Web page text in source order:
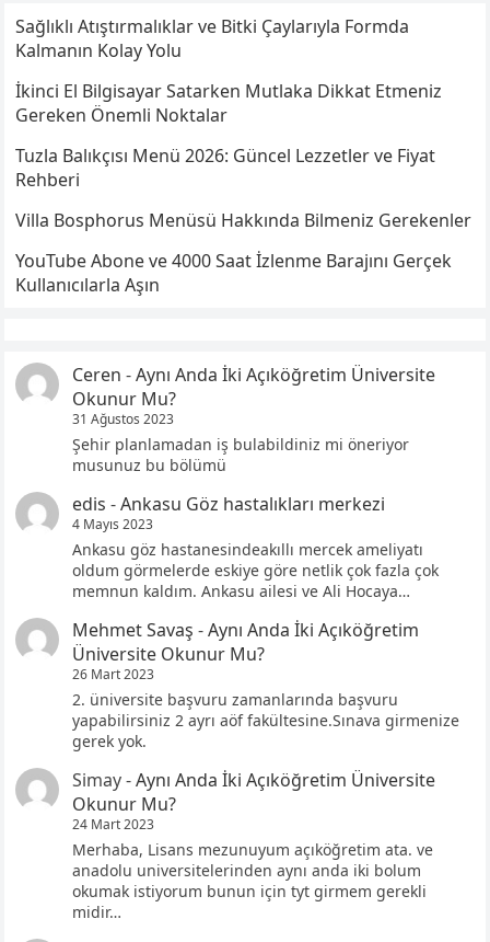
Sağlıklı Atıştırmalıklar ve Bitki Çaylarıyla Formda
Kalmanın Kolay Yolu
İkinci El Bilgisayar Satarken Mutlaka Dikkat Etmeniz
Gereken Önemli Noktalar
Tuzla Balıkçısı Menü 2026: Güncel Lezzetler ve Fiyat
Rehberi
Villa Bosphorus Menüsü Hakkında Bilmeniz Gerekenler
YouTube Abone ve 4000 Saat İzlenme Barajını Gerçek
Kullanıcılarla Aşın
Ceren -Aynı Anda İki Açıköğretim Üniversite
Okunur Mu?
31 Ağustos 2023
Şehir planlamadan iş bulabildiniz mi öneriyor
musunuz bu bölümü
edis -Ankasu Göz hastalıkları merkezi
4 Mayıs 2023
Ankasu göz hastanesindeakıllı mercek ameliyatı
oldum görmelerde eskiye göre netlik çok fazla çok
memnun kaldım. Ankasu ailesi ve Ali Hocaya…
Mehmet Savaş -Aynı Anda İki Açıköğretim
Üniversite Okunur Mu?
26 Mart 2023
2. üniversite başvuru zamanlarında başvuru
yapabilirsiniz 2 ayrı aöf fakültesine.Sınava girmenize
gerek yok.
Simay-Aynı Anda İki Açıköğretim Üniversite
Okunur Mu?
24 Mart 2023
Merhaba, Lisans mezunuyum açıköğretim ata. ve
anadolu universitelerinden aynı anda iki bolum
okumak istiyorum bunun için tyt girmem gerekli
midir…